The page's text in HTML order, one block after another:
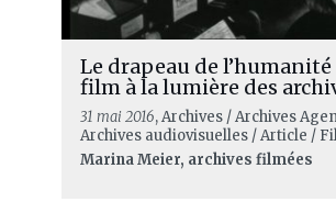
Le drapeau de l’humanité
film à la lumière des
31 mai 2016, Archives / Archives
Archives audiovisuelles / Article /
Marina Meier, archives filmées